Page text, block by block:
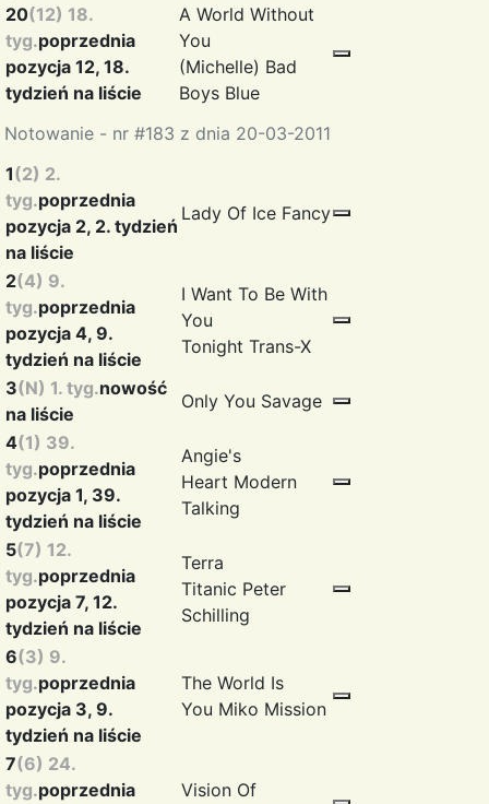
Notowanie - nr #183 z dnia 20-03-2011
20(12) 18.
tyg.poprzednia
pozycja 12, 18.
tydzień na liście
A World Without
You
(Michelle) Bad
Boys Blue
1(2) 2.
tyg.poprzednia
pozycja 2, 2. tydzień
na liście
Lady Of Ice Fancy
2(4) 9.
tyg.poprzednia
pozycja 4, 9.
tydzień na liście
I Want To Be With
You
Tonight Trans-X
3(N) 1. tyg.nowość
na liście
Only You Savage
4(1) 39.
tyg.poprzednia
pozycja 1, 39.
tydzień na liście
Angie's
Heart Modern
Talking
5(7) 12.
tyg.poprzednia
pozycja 7, 12.
tydzień na liście
Terra
Titanic Peter
Schilling
6(3) 9.
tyg.poprzednia
pozycja 3, 9.
tydzień na liście
The World Is
You Miko Mission
7(6) 24.
tyg.poprzednia
Vision Of